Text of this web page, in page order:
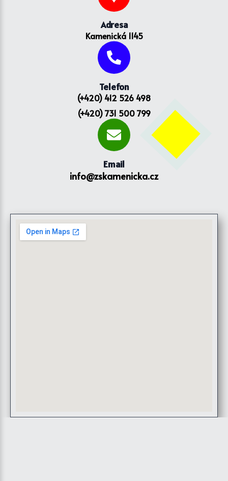
Adresa
Kamenická 1145
Telefon
(+420) 412 526 498
(+420) 731 500 799
Email
info@zskamenicka.cz